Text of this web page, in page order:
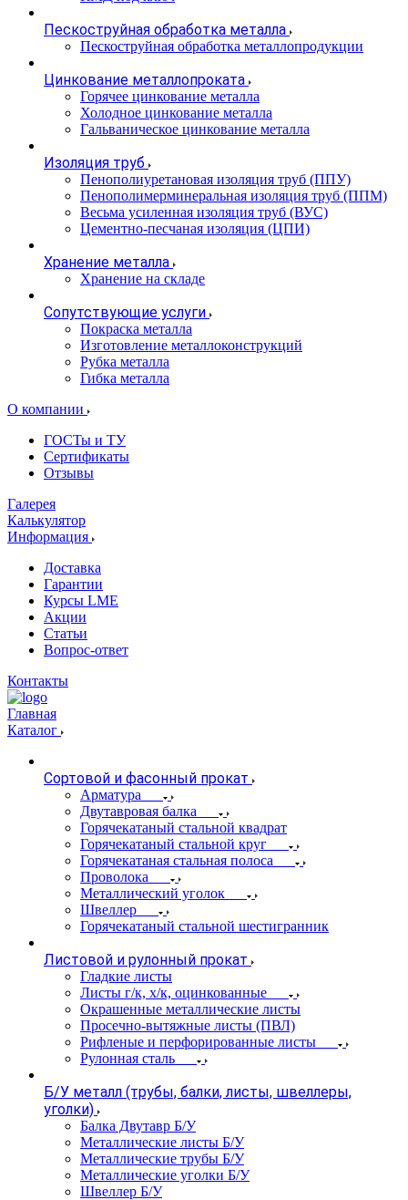
Пескоструйная обработка металла
Пескоструйная обработка металлопродукции
Цинкование металлопроката
Горячее цинкование металла
Холодное цинкование металла
Гальваническое цинкование металла
Изоляция труб
Пенополиуретановая изоляция труб (ППУ)
Пенополимерминеральная изоляция труб (ППМ)
Весьма усиленная изоляция труб (ВУС)
Цементно-песчаная изоляция (ЦПИ)
Хранение металла
Хранение на складе
Сопутствующие услуги
Покраска металла
Изготовление металлоконструкций
Рубка металла
Гибка металла
О компании
ГОСТы и ТУ
Сертификаты
Отзывы
Галерея
Калькулятор
Информация
Доставка
Гарантии
Курсы LME
Акции
Статьи
Вопрос-ответ
Контакты
Главная
Каталог
Сортовой и фасонный прокат
Арматура
Двутавровая балка
Горячекатаный стальной квадрат
Горячекатаный стальной круг
Горячекатаная стальная полоса
Проволока
Металлический уголок
Швеллер
Горячекатаный стальной шестигранник
Листовой и рулонный прокат
Гладкие листы
Листы г/к, х/к, оцинкованные
Окрашенные металлические листы
Просечно-вытяжные листы (ПВЛ)
Рифленые и перфорированные листы
Рулонная сталь
Б/У металл (трубы, балки, листы, швеллеры,
уголки)
Балка Двутавр Б/У
Металлические листы Б/У
Металлические трубы Б/У
Металлические уголки Б/У
Швеллер Б/У